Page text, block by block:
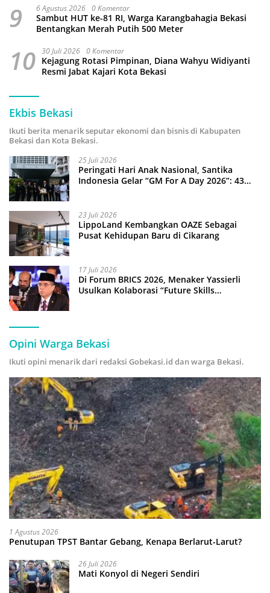
9 6 Agustus 2026 0 Komentar
Sambut HUT ke-81 RI, Warga Karangbahagia Bekasi
Bentangkan Merah Putih 500 Meter
10 30 Juli 2026 0 Komentar
Kejagung Rotasi Pimpinan, Diana Wahyu Widiyanti
Resmi Jabat Kajari Kota Bekasi
Ekbis Bekasi
Ikuti berita menarik seputar ekonomi dan bisnis di Kabupaten
Bekasi dan Kota Bekasi.
25 Juli 2026
Peringati Hari Anak Nasional, Santika
Indonesia Gelar “GM For A Day 2026”: 43
23 Juli 2026
LippoLand Kembangkan OAZE Sebagai
Pusat Kehidupan Baru di Cikarang
17 Juli 2026
Di Forum BRICS 2026, Menaker Yassierli
Usulkan Kolaborasi “Future Skills
Opini Warga Bekasi
Ikuti opini menarik dari redaksi Gobekasi.id dan warga Bekasi.
1 Agustus 2026
Penutupan TPST Bantar Gebang, Kenapa Berlarut-Larut?
26 Juli 2026
Mati Konyol di Negeri Sendiri